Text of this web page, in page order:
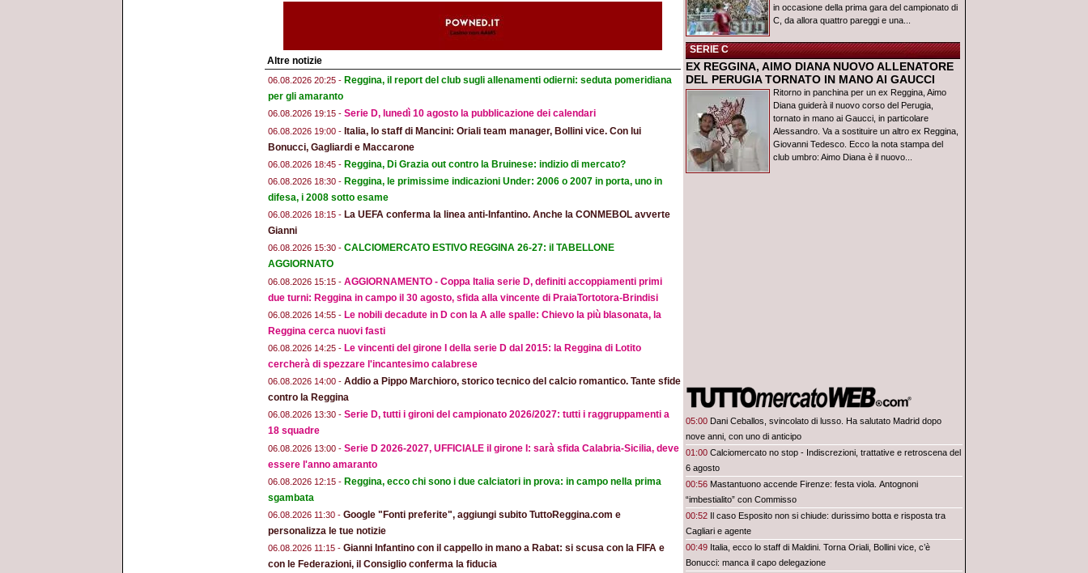
Altre notizie
06.08.2026 20:25 - Reggina, il report del club sugli allenamenti odierni: seduta pomeridiana
per gli amaranto
06.08.2026 19:15 - Serie D, lunedì 10 agosto la pubblicazione dei calendari
06.08.2026 19:00 - Italia, lo staff di Mancini: Oriali team manager, Bollini vice. Con lui
Bonucci, Gagliardi e Maccarone
06.08.2026 18:45 - Reggina, Di Grazia out contro la Bruinese: indizio di mercato?
06.08.2026 18:30 - Reggina, le primissime indicazioni Under: 2006 o 2007 in porta, uno in
difesa, i 2008 sotto esame
06.08.2026 18:15 - La UEFA conferma la linea anti-Infantino. Anche la CONMEBOL avverte
Gianni
06.08.2026 15:30 - CALCIOMERCATO ESTIVO REGGINA 26-27: il TABELLONE
AGGIORNATO
06.08.2026 15:15 - AGGIORNAMENTO - Coppa Italia serie D, definiti accoppiamenti primi
due turni: Reggina in campo il 30 agosto, sfida alla vincente di PraiaTortotora-Brindisi
06.08.2026 14:55 - Le nobili decadute in D con la A alle spalle: Chievo la più blasonata, la
Reggina cerca nuovi fasti
06.08.2026 14:25 - Le vincenti del girone I della serie D dal 2015: la Reggina di Lotito
cercherà di spezzare l'incantesimo calabrese
06.08.2026 14:00 - Addio a Pippo Marchioro, storico tecnico del calcio romantico. Tante sfide
contro la Reggina
06.08.2026 13:30 - Serie D, tutti i gironi del campionato 2026/2027: tutti i raggruppamenti a
18 squadre
06.08.2026 13:00 - Serie D 2026-2027, UFFICIALE il girone I: sarà sfida Calabria-Sicilia, deve
essere l'anno amaranto
06.08.2026 12:15 - Reggina, ecco chi sono i due calciatori in prova: in campo nella prima
sgambata
06.08.2026 11:30 - Google "Fonti preferite", aggiungi subito TuttoReggina.com e
personalizza le tue notizie
06.08.2026 11:15 - Gianni Infantino con il cappello in mano a Rabat: si scusa con la FIFA e
con le Federazioni, il Consiglio conferma la fiducia
in occasione della prima gara del campionato di
C, da allora quattro pareggi e una...
SERIE C
EX REGGINA, AIMO DIANA NUOVO ALLENATORE
DEL PERUGIA TORNATO IN MANO AI GAUCCI
Ritorno in panchina per un ex Reggina, Aimo
Diana guiderà il nuovo corso del Perugia,
tornato in mano ai Gaucci, in particolare
Alessandro. Va a sostituire un altro ex Reggina,
Giovanni Tedesco. Ecco la nota stampa del
club umbro: Aimo Diana è il nuovo...
05:00 Dani Ceballos, svincolato di lusso. Ha salutato Madrid dopo
nove anni, con uno di anticipo
01:00 Calciomercato no stop - Indiscrezioni, trattative e retroscena del
6 agosto
00:56 Mastantuono accende Firenze: festa viola. Antognoni
“imbestialito” con Commisso
00:52 Il caso Esposito non si chiude: durissimo botta e risposta tra
Cagliari e agente
00:49 Italia, ecco lo staff di Maldini. Torna Oriali, Bollini vice, c’è
Bonucci: manca il capo delegazione